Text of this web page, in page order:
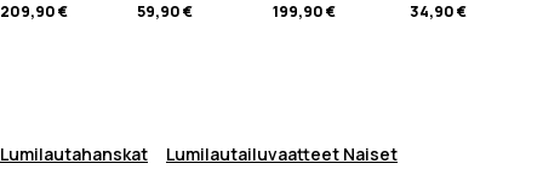
209,90 €
59,90 €
199,90 €
34,90 €
Lumilautahanskat
Lumilautailuvaatteet Naiset